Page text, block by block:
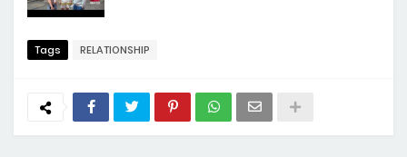
Tags RELATIONSHIP